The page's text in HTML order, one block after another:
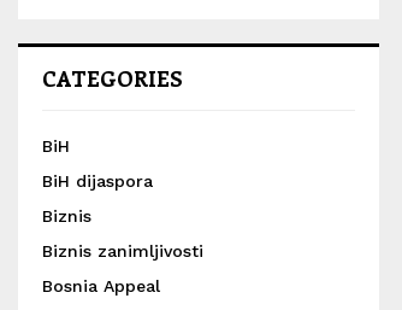
CATEGORIES
BiH
BiH dijaspora
Biznis
Biznis zanimljivosti
Bosnia Appeal